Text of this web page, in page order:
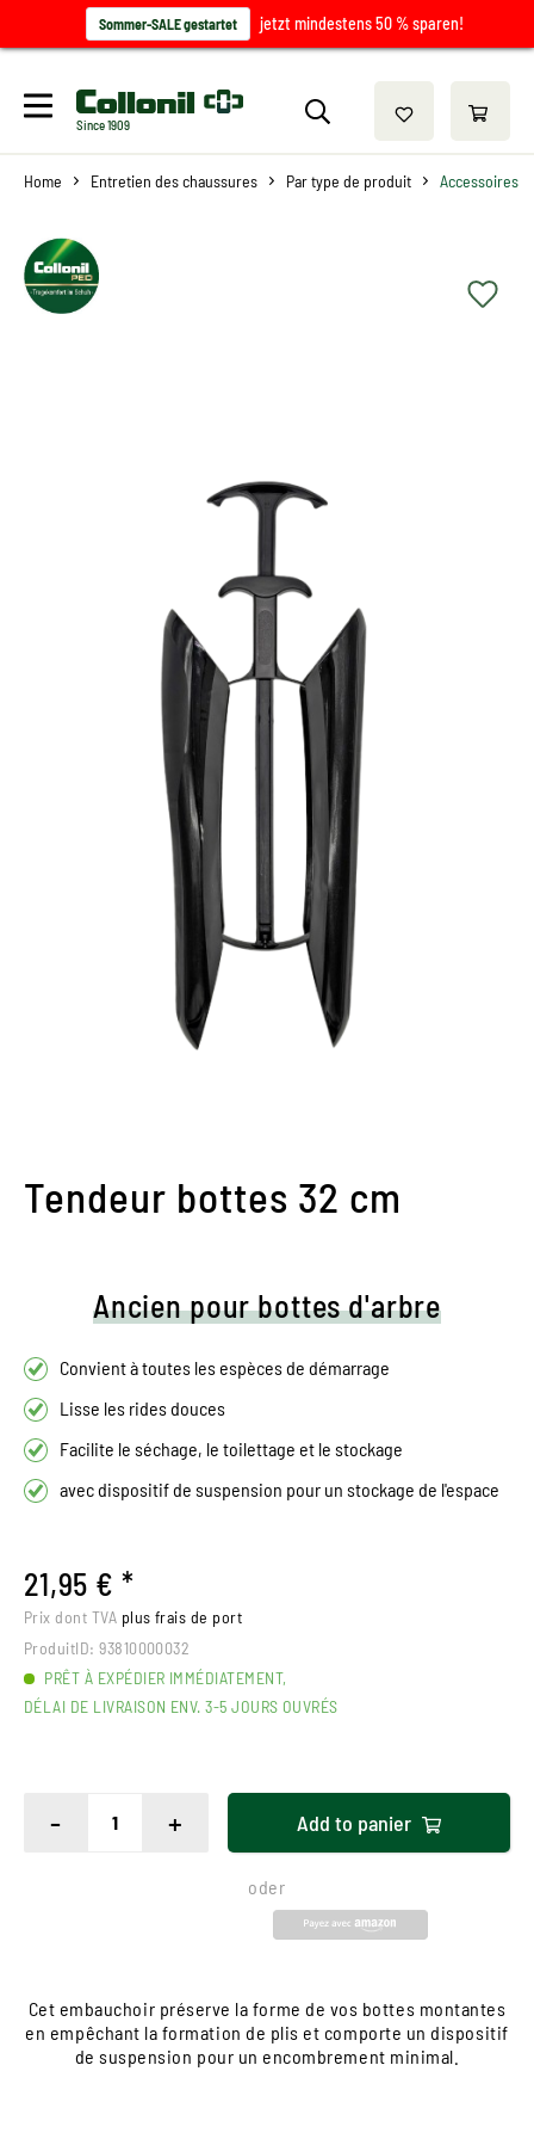
Sommer-SALE gestartet jetzt mindestens 50 % sparen!
Since 1909
Home Entretien des chaussures Par type de produit Accessoires
Tendeur bottes 32 cm
Ancien pour bottes d'arbre
Convient à toutes les espèces de démarrage
Lisse les rides douces
Facilite le séchage, le toilettage et le stockage
avec dispositif de suspension pour un stockage de l'espace
21,95 € *
Prix dont TVA plus frais de port
ProduitID: 93810000032
PRÊT À EXPÉDIER IMMÉDIATEMENT,
DÉLAI DE LIVRAISON ENV. 3-5 JOURS OUVRÉS
- + Add to panier
oder
Cet embauchoir préserve la forme de vos bottes montantes
en empêchant la formation de plis et comporte un dispositif
de suspension pour un encombrement minimal.